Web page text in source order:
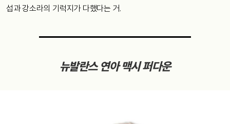
섭과 강소라의 기럭지가 다했다는 거.
뉴발란스 연아 맥시 퍼다운